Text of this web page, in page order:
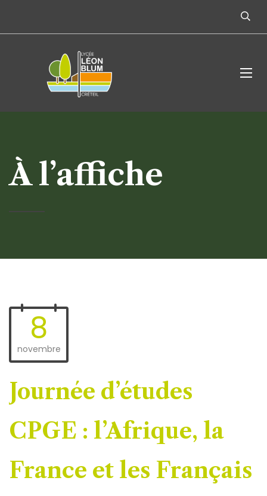
À l’affiche
8
novembre
Journée d’études
CPGE : l’Afrique, la
France et les Français